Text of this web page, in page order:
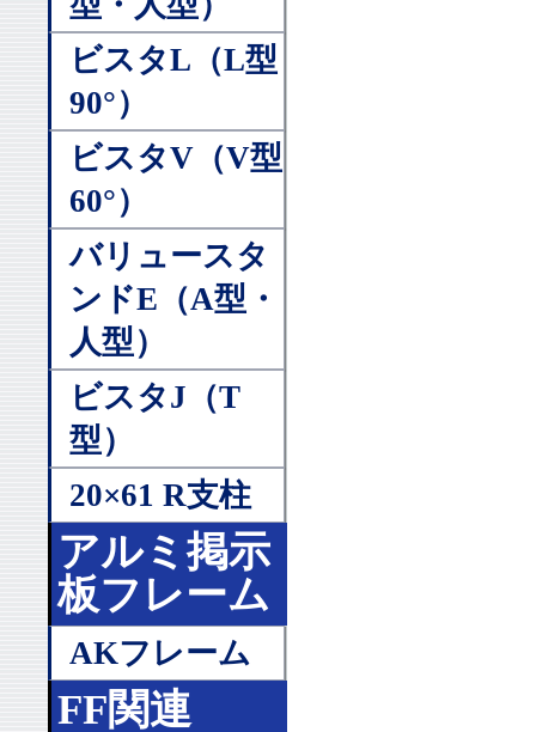
ビスタL（L型
90°）
ビスタV（V型
60°）
バリュースタ
ンドE（A型・
人型）
ビスタJ（T
型）
20×61 R支柱
アルミ掲示
板フレーム
AKフレーム
FF関連